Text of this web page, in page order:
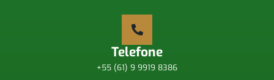
Telefone
+55 (61) 9 9919 8386